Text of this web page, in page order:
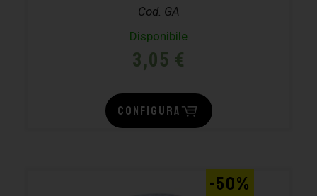
Cod. GA
Disponibile
3,05 €
CONFIGURA
-50%